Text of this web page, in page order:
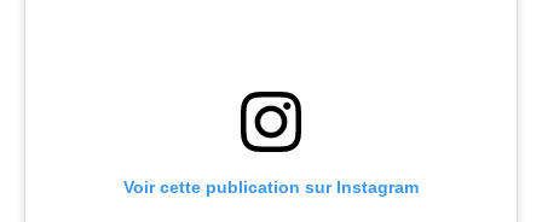
Voir cette publication sur Instagram